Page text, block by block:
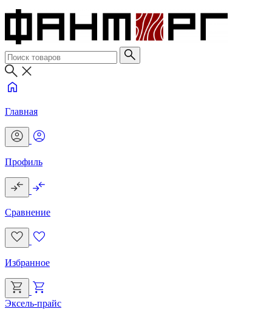
Главная
Профиль
Сравнение
Избранное
Эксель-прайс